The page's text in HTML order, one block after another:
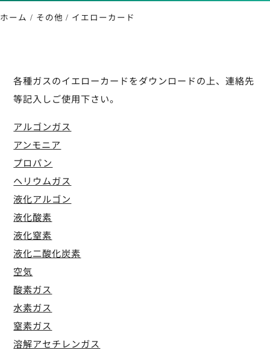
ホーム その他 イエローカード
各種ガスのイエローカードをダウンロードの上、連絡先
等記入しご使用下さい。
アルゴンガス
アンモニア
プロパン
ヘリウムガス
液化アルゴン
液化酸素
液化窒素
液化二酸化炭素
空気
酸素ガス
水素ガス
窒素ガス
溶解アセチレンガス